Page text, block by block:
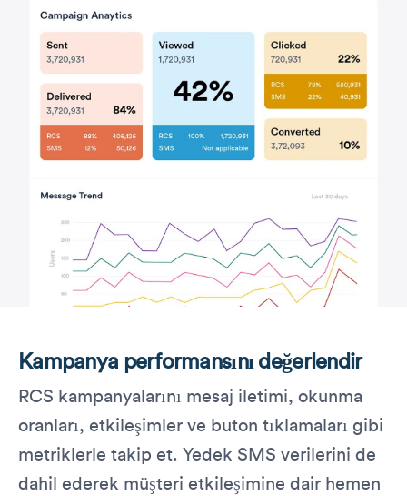
Kampanya performansını değerlendir
RCS kampanyalarını mesaj iletimi, okunma
oranları, etkileşimler ve buton tıklamaları gibi
metriklerle takip et. Yedek SMS verilerini de
dahil ederek müşteri etkileşimine dair hemen